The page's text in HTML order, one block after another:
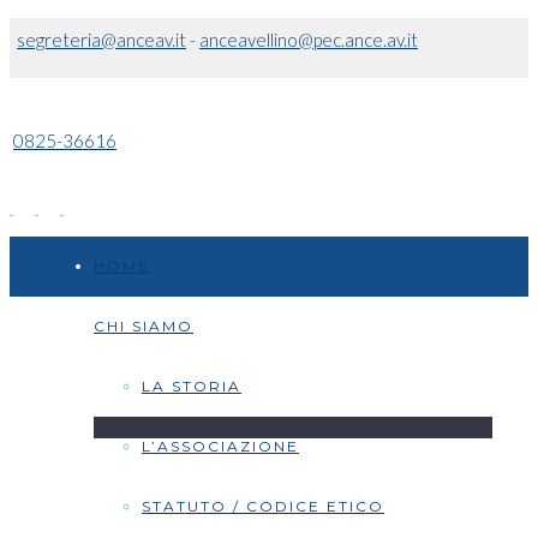
segreteria@anceav.it- anceavellino@pec.ance.av.it
0825-36616
CHI SIAMO
LA STORIA
L’ASSOCIAZIONE
STATUTO / CODICE ETICO